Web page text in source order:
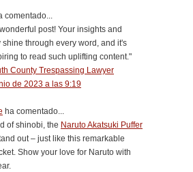
comentado...
post! Your insights and
shine through every word, and it's
to read such uplifting content."
County Trespassing Lawyer
de 2023 a las 9:19
ha comentado...
of shinobi, the Naruto Akatsuki Puffer
out – just like this remarkable
Show your love for Naruto with